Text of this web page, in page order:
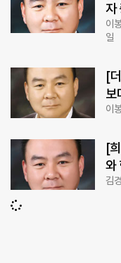
자
이
일
[
보
이
[
와
김